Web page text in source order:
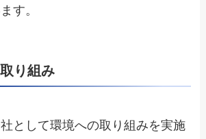
す。
り組み
として環境への取り組みを実施